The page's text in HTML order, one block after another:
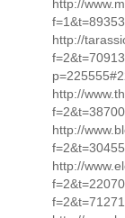
http://
http://
http://
f=2&t=38700
http://
http://
f=2&t=71271